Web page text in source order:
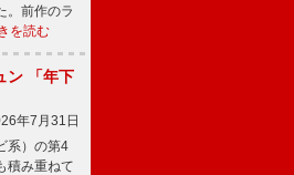
。前作のラ
を読む
ン 「年下
年7月31日
系）の第4
積み重ねて